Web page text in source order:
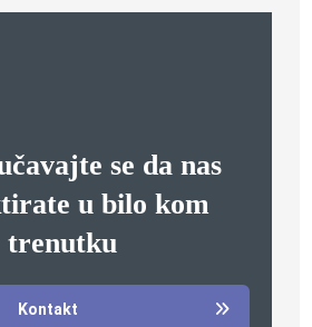
se da nas
u bilo kom
trenutku
Kontakt